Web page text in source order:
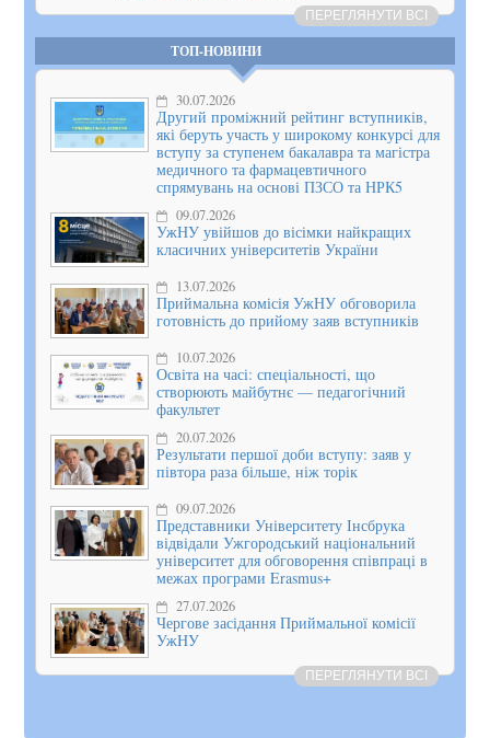
ПЕРЕГЛЯНУТИ ВСІ
ТОП-НОВИНИ
30.07.2026
Другий проміжний рейтинг вступників,
які беруть участь у широкому конкурсі для
вступу за ступенем бакалавра та магістра
медичного та фармацевтичного
спрямувань на основі ПЗСО та НРК5
09.07.2026
УжНУ увійшов до вісімки найкращих
класичних університетів України
13.07.2026
Приймальна комісія УжНУ обговорила
готовність до прийому заяв вступників
10.07.2026
Освіта на часі: спеціальності, що
створюють майбутнє — педагогічний
факультет
20.07.2026
Результати першої доби вступу: заяв у
півтора раза більше, ніж торік
09.07.2026
Представники Університету Інсбрука
відвідали Ужгородський національний
університет для обговорення співпраці в
межах програми Erasmus+
27.07.2026
Чергове засідання Приймальної комісії
УжНУ
ПЕРЕГЛЯНУТИ ВСІ